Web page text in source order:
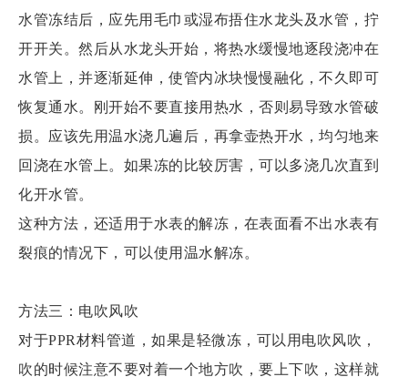
水管冻结后，应先用毛巾或湿布捂住水龙头及水管，拧
开开关。然后从水龙头开始，将热水缓慢地逐段浇冲在
水管上，并逐渐延伸，使管内冰块慢慢融化，不久即可
恢复通水。刚开始不要直接用热水，否则易导致水管破
损。应该先用温水浇几遍后，再拿壶热开水，均匀地来
回浇在水管上。如果冻的比较厉害，可以多浇几次直到
化开水管。
这种方法，还适用于水表的解冻，在表面看不出水表有
裂痕的情况下，可以使用温水解冻。
方法三：电吹风吹
对于PPR材料管道，如果是轻微冻，可以用电吹风吹，
吹的时候注意不要对着一个地方吹，要上下吹，这样就